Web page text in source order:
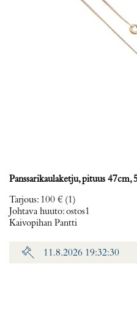
Panssarikaulaketju, pituus 47cm,
Tarjous: 100 € (1)
Johtava huuto:ostos1
Kaivopihan Pantti
11.8.2026 19:32:30